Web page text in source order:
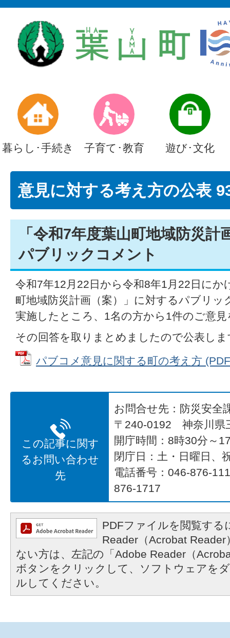
暮らし･手続き 子育て･教育 遊び･文化
意見に対する考え方の公表
「令和7年度葉山町地域防災
パブリックコメント
令和7年12月22日から令和8年1月22日にか
町地域防災計画（案）」に対するパブリッ
実施したところ、1名の方から1件のご意
その回答を取りまとめましたので公表しま
パブコメ意見に関する町の考え方
この記事に関す
るお問い合わせ
先
お問合せ先：防災安全
〒240-0192 神奈川県
開庁時間：8時30分～
閉庁日：土・日曜日、
電話番号：046-876-
876-1717
PDFファイルを閲覧する
Reader（Acrobat
ない方は、左記の「Adobe Reader（
ボタンをクリックして、ソフトウェアを
ルしてください。